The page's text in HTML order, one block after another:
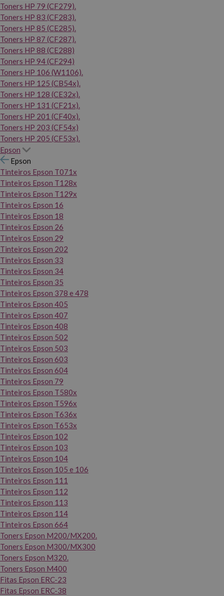
Toners HP 79 (CF279).
Toners HP 83 (CF283).
Toners HP 85 (CE285).
Toners HP 87 (CF287).
Toners HP 88 (CE288)
Toners HP 94 (CF294)
Toners HP 106 (W1106).
Toners HP 125 (CB54x).
Toners HP 128 (CE32x).
Toners HP 131 (CF21x).
Toners HP 201 (CF40x).
Toners HP 203 (CF54x)
Toners HP 205 (CF53x).
Epson
Epson
Tinteiros Epson T071x
Tinteiros Epson T128x
Tinteiros Epson T129x
Tinteiros Epson 16
Tinteiros Epson 18
Tinteiros Epson 26
Tinteiros Epson 29
Tinteiros Epson 202
Tinteiros Epson 33
Tinteiros Epson 34
Tinteiros Epson 35
Tinteiros Epson 378 e 478
Tinteiros Epson 405
Tinteiros Epson 407
Tinteiros Epson 408
Tinteiros Epson 502
Tinteiros Epson 503
Tinteiros Epson 603
Tinteiros Epson 604
Tinteiros Epson 79
Tinteiros Epson T580x
Tinteiros Epson T596x
Tinteiros Epson T636x
Tinteiros Epson T653x
Tinteiros Epson 102
Tinteiros Epson 103
Tinteiros Epson 104
Tinteiros Epson 105 e 106
Tinteiros Epson 111
Tinteiros Epson 112
Tinteiros Epson 113
Tinteiros Epson 114
Tinteiros Epson 664
Toners Epson M200/MX200.
Toners Epson M300/MX300
Toners Epson M320.
Toners Epson M400
Fitas Epson ERC-23
Fitas Epson ERC-38